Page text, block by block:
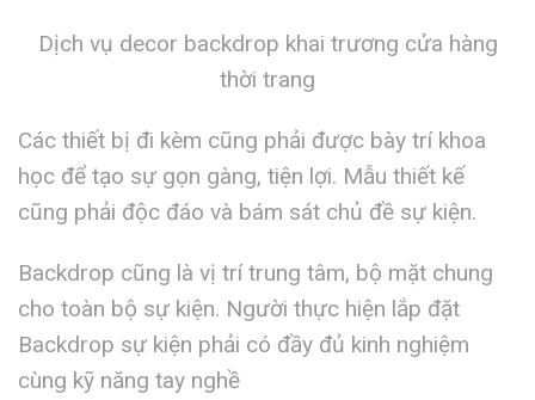
Dịch vụ decor backdrop khai trương cửa hàng
thời trang
Các thiết bị đi kèm cũng phải được bày trí khoa
học để tạo sự gọn gàng, tiện lợi. Mẫu thiết kế
cũng phải độc đáo và bám sát chủ đề sự kiện.
Backdrop cũng là vị trí trung tâm, bộ mặt chung
cho toàn bộ sự kiện. Người thực hiện lắp đặt
Backdrop sự kiện phải có đầy đủ kinh nghiệm
cùng kỹ năng tay nghề